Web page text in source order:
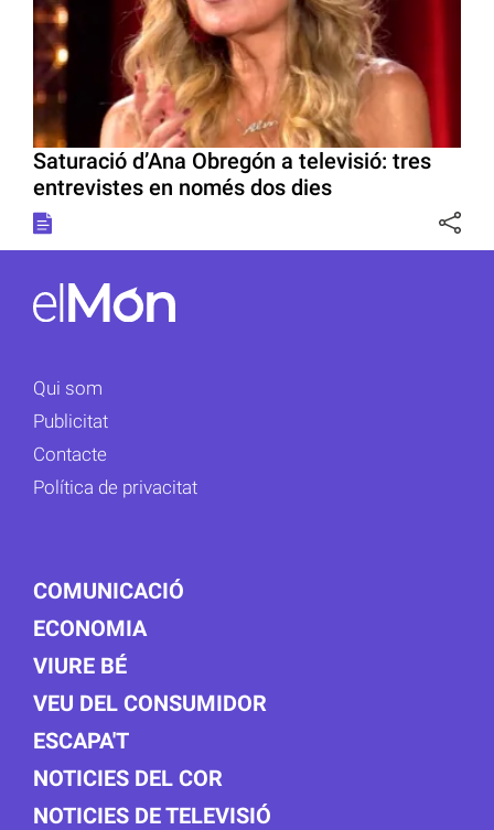
Saturació d’Ana Obregón a televisió: tres
entrevistes en només dos dies
Qui som
Publicitat
Contacte
Política de privacitat
COMUNICACIÓ
ECONOMIA
VIURE BÉ
VEU DEL CONSUMIDOR
ESCAPA'T
NOTICIES DEL COR
NOTICIES DE TELEVISIÓ